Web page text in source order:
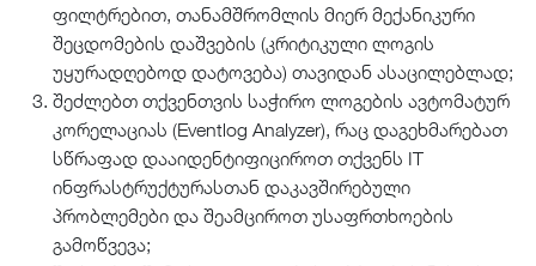
ფილტრებით, თანამშრომლის მიერ მექანიკური
შეცდომების დაშვების (კრიტიკული ლოგის
უყურადღებოდ დატოვება) თავიდან ასაცილებლად;
შეძლებთ თქვენთვის საჭირო ლოგების ავტომატურ
კორელაციას (Eventlog Analyzer), რაც დაგეხმარებათ
სწრაფად დააიდენტიფიციროთ თქვენს IT
ინფრასტრუქტურასთან დაკავშირებული
პრობლემები და შეამციროთ უსაფრთხოების
გამოწვევა;